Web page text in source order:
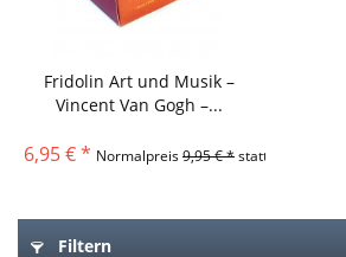
Fridolin Art und Musik –
Vincent Van Gogh –...
6,95 € * Normalpreis9,95 € *statt
Filtern